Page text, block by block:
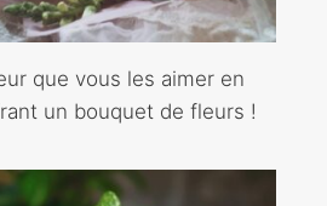
que vous les aimer en
un bouquet de fleurs !